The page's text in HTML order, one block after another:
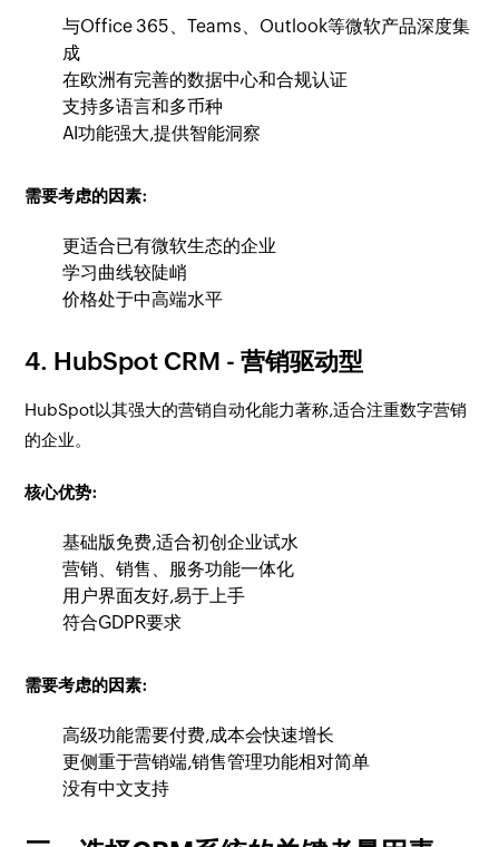
与Office 365、Teams、Outlook等微软产品深度集
成
在欧洲有完善的数据中心和合规认证
支持多语言和多币种
AI功能强大,提供智能洞察
需要考虑的因素:
更适合已有微软生态的企业
学习曲线较陡峭
价格处于中高端水平
4. HubSpot CRM - 营销驱动型
HubSpot以其强大的营销自动化能力著称,适合注重数字营销
的企业。
核心优势:
基础版免费,适合初创企业试水
营销、销售、服务功能一体化
用户界面友好,易于上手
符合GDPR要求
需要考虑的因素:
高级功能需要付费,成本会快速增长
更侧重于营销端,销售管理功能相对简单
没有中文支持